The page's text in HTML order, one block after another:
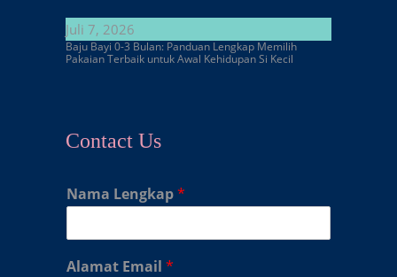
Juli 7, 2026
Baju Bayi 0-3 Bulan: Panduan Lengkap Memilih
Pakaian Terbaik untuk Awal Kehidupan Si Kecil
Contact Us
Nama Lengkap*
Alamat Email *